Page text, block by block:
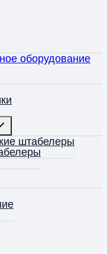
оборудование
штабелеры